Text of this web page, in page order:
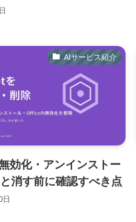
AIサービス紹介
効化・アンインストー
消す前に確認すべき点
日